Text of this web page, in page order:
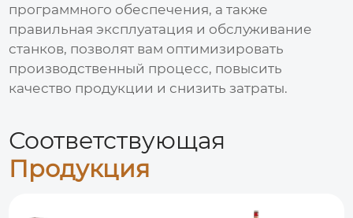
программного обеспечения, а также
правильная эксплуатация и обслуживание
станков, позволят вам оптимизировать
производственный процесс, повысить
качество продукции и снизить затраты.
Соответствующая
Продукция